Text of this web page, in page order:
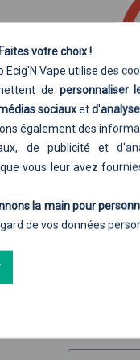
disons que
sels de nicotine ?
est plus
ml et 20 mg/ml.
de propagation
en
! Donc résumons
nicotine ?
dans la vape
vapoter des e-
plus
: si vous êtes un
par là les
des sels de
Accès
sur ce site, j'affirme
Veuillez saisir votre
votre choix !
Ecig'N Vape utilise des
de personnaliser
sociauxetd'
également des
de publicité et
vous leur avez
la main pour
de vos données